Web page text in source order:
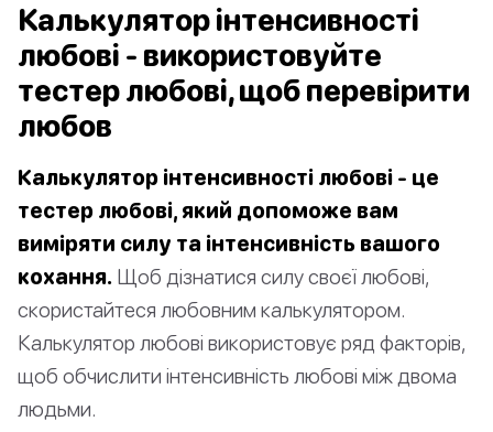
Калькулятор інтенсивності
любові - використовуйте
тестер любові, щоб перевірити
любов
Калькулятор інтенсивності любові - це
тестер любові, який допоможе вам
виміряти силу та інтенсивність вашого
кохання. Щоб дізнатися силу своєї любові,
скористайтеся любовним калькулятором.
Калькулятор любові використовує ряд факторів,
щоб обчислити інтенсивність любові між двома
людьми.